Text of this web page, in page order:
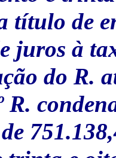
título de
juros à
do R.
R.